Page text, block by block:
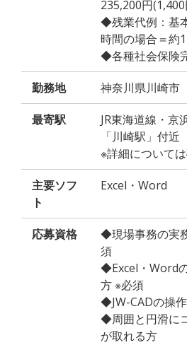
235,200円
◆残業代例：基
時間の場合＝約
◆各種社会保険
勤務地 神奈川県川崎市
最寄駅
JR東海道線・京
「川崎駅」付近
※詳細について
主要ソフ
ト
Excel・Word
応募資格
◆現場事務の実
須
◆Excel・Word
方 ※必須
◆JW-CADの操
◆周囲と円滑に
が取れる方